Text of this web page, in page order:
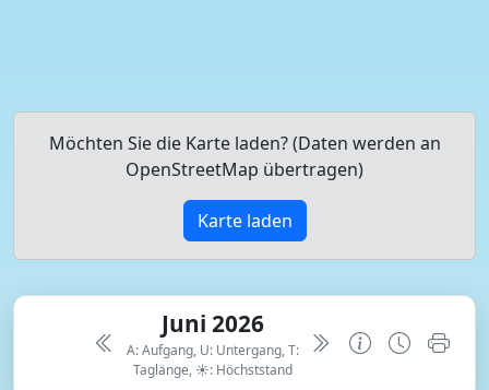
Möchten Sie die Karte laden? (Daten werden an
OpenStreetMap übertragen)
Karte laden
Juni 2026
A: Aufgang, U: Untergang, T:
Taglänge, ☀: Höchststand